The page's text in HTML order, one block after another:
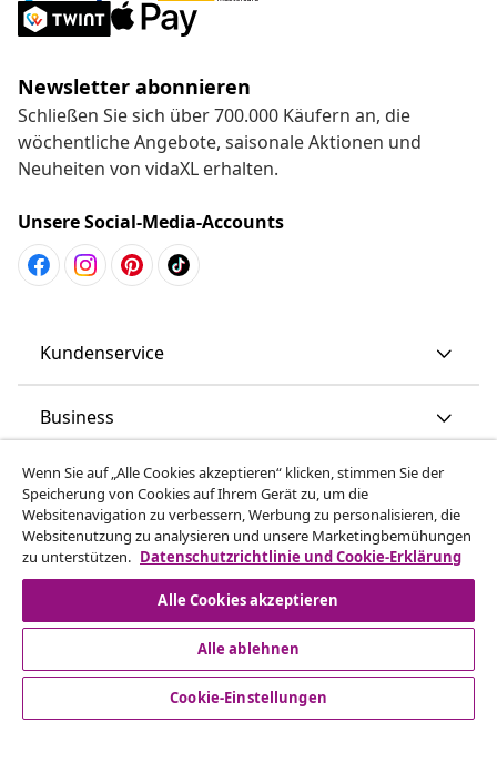
Newsletter abonnieren
Schließen Sie sich über 700.000 Käufern an, die
wöchentliche Angebote, saisonale Aktionen und
Neuheiten von vidaXL erhalten.
Unsere Social-Media-Accounts
Kundenservice
Business
vidaXL
Mehr entdecken
© 2008-2026 vidaXL www.vidaxl.ch ist eine Website von TM
Wenn Sie auf „Alle Cookies akzeptieren“ klicken, stimmen Sie der
Speicherung von Cookies auf Ihrem Gerät zu, um die
Websitenavigation zu verbessern, Werbung zu personalisieren, die
Websitenutzung zu analysieren und unsere Marketingbemühungen
zu unterstützen. Datenschutzrichtlinie und Cookie-Erklärung
Alle Cookies akzeptieren
Alle ablehnen
Cookie-Einstellungen